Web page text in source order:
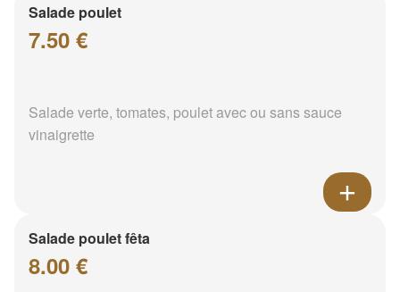
Salade poulet
7.50 €
Salade verte, tomates, poulet avec ou sans sauce
vinaigrette
Salade poulet fêta
8.00 €